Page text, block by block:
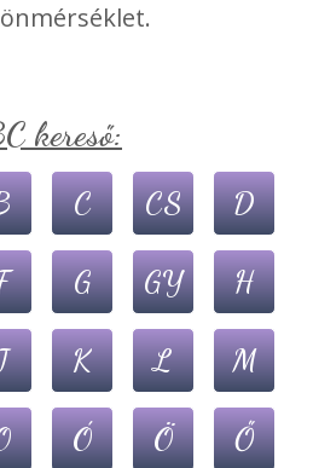
kereső:
C CS D
G GY H
K L M
Ó Ö Ő